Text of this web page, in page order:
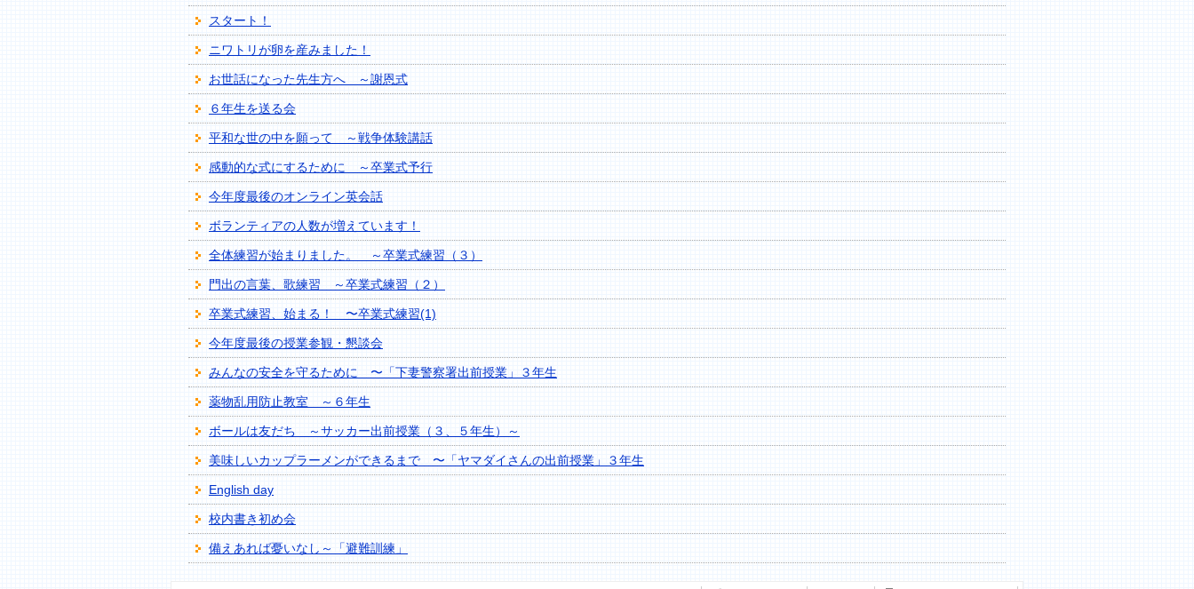
スタート！
ニワトリが卵を産みました！
お世話になった先生方へ ～謝恩式
６年生を送る会
平和な世の中を願って ～戦争体験講話
感動的な式にするために ～卒業式予行
今年度最後のオンライン英会話
ボランティアの人数が増えています！
全体練習が始まりました。 ～卒業式練習（３）
門出の言葉、歌練習 ～卒業式練習（２）
卒業式練習、始まる！ 〜卒業式練習(1)
今年度最後の授業参観・懇談会
みんなの安全を守るために 〜「下妻警察署出前授業」３年生
薬物乱用防止教室 ～６年生
ボールは友だち ～サッカー出前授業（３、５年生）～
美味しいカップラーメンができるまで 〜「ヤマダイさんの出前授業」３年生
English day
校内書き初め会
備えあれば憂いなし～「避難訓練」